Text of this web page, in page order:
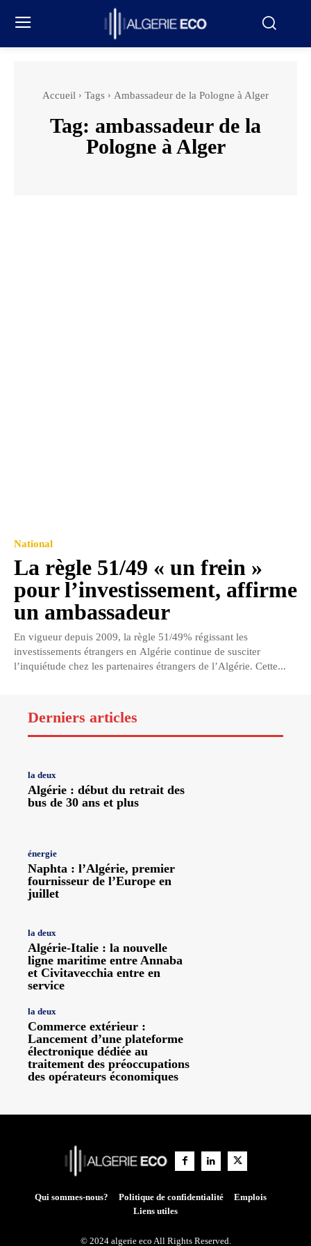
Accueil Tags Ambassadeur de la Pologne à Alger
Tag: ambassadeur de la
Pologne à Alger
National
La règle 51/49 « un frein »
pour l’investissement, affirme
un ambassadeur
En vigueur depuis 2009, la règle 51/49% régissant les
investissements étrangers en Algérie continue de susciter
l’inquiétude chez les partenaires étrangers de l’Algérie. Cette...
Derniers articles
la deux
Algérie : début du retrait des
bus de 30 ans et plus
énergie
Naphta : l’Algérie, premier
fournisseur de l’Europe en
juillet
la deux
Algérie-Italie : la nouvelle
ligne maritime entre Annaba
et Civitavecchia entre en
service
la deux
Commerce extérieur :
Lancement d’une plateforme
électronique dédiée au
traitement des préoccupations
des opérateurs économiques
Qui sommes-nous? Politique de confidentialité
Emplois
Liens utiles
© 2024 algerie eco All Rights Reserved.